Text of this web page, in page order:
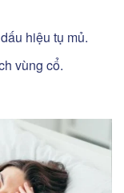
hiệu tụ mủ.
vùng cổ.